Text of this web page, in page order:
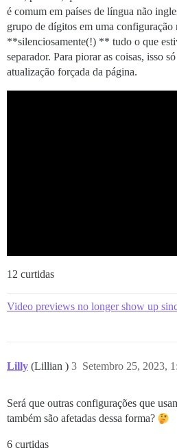
é comum em países de língua não
grupo de dígitos em uma configuração
**silenciosamente(!) ** tudo o que
separador. Para piorar as coisas, isso
atualização forçada da página.
12 curtidas
Video previews no longer show up
Lilly (Lillian ) Setembro 25, 2023,
3
Será que outras configurações que
também são afetadas dessa forma?
6 curtidas